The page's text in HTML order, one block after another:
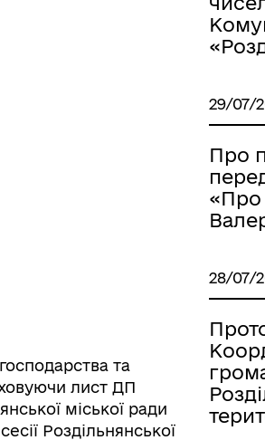
ветеранам та їхнім родинам
та
лист ДП
міської ради
Роздільнянської
29/07/
Про
28/07/